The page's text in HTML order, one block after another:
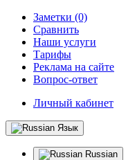
Заметки (0)
Сравнить
Наши услуги
Тарифы
Реклама на сайте
Вопрос-ответ
Личный кабинет
Язык
Russian